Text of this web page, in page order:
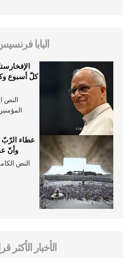
البابا
كلّ أسبوع
النص
المؤمنين
عطاء
وأنّ
النص
الأخبار الأكثر